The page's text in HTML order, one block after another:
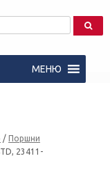
МЕНЮ
/ Поршни
23411-